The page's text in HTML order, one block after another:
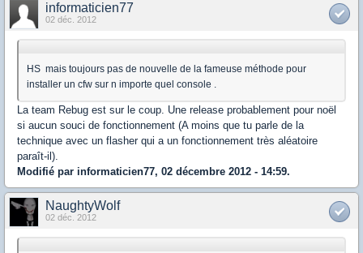
informaticien77
02 déc. 2012
HS mais toujours pas de nouvelle de la fameuse méthode pour
installer un cfw sur n importe quel console .
La team Rebug est sur le coup. Une release probablement pour noël
si aucun souci de fonctionnement (A moins que tu parle de la
technique avec un flasher qui a un fonctionnement très aléatoire
paraît-il).
Modifié par informaticien77, 02 décembre 2012 - 14:59.
NaughtyWolf
02 déc. 2012